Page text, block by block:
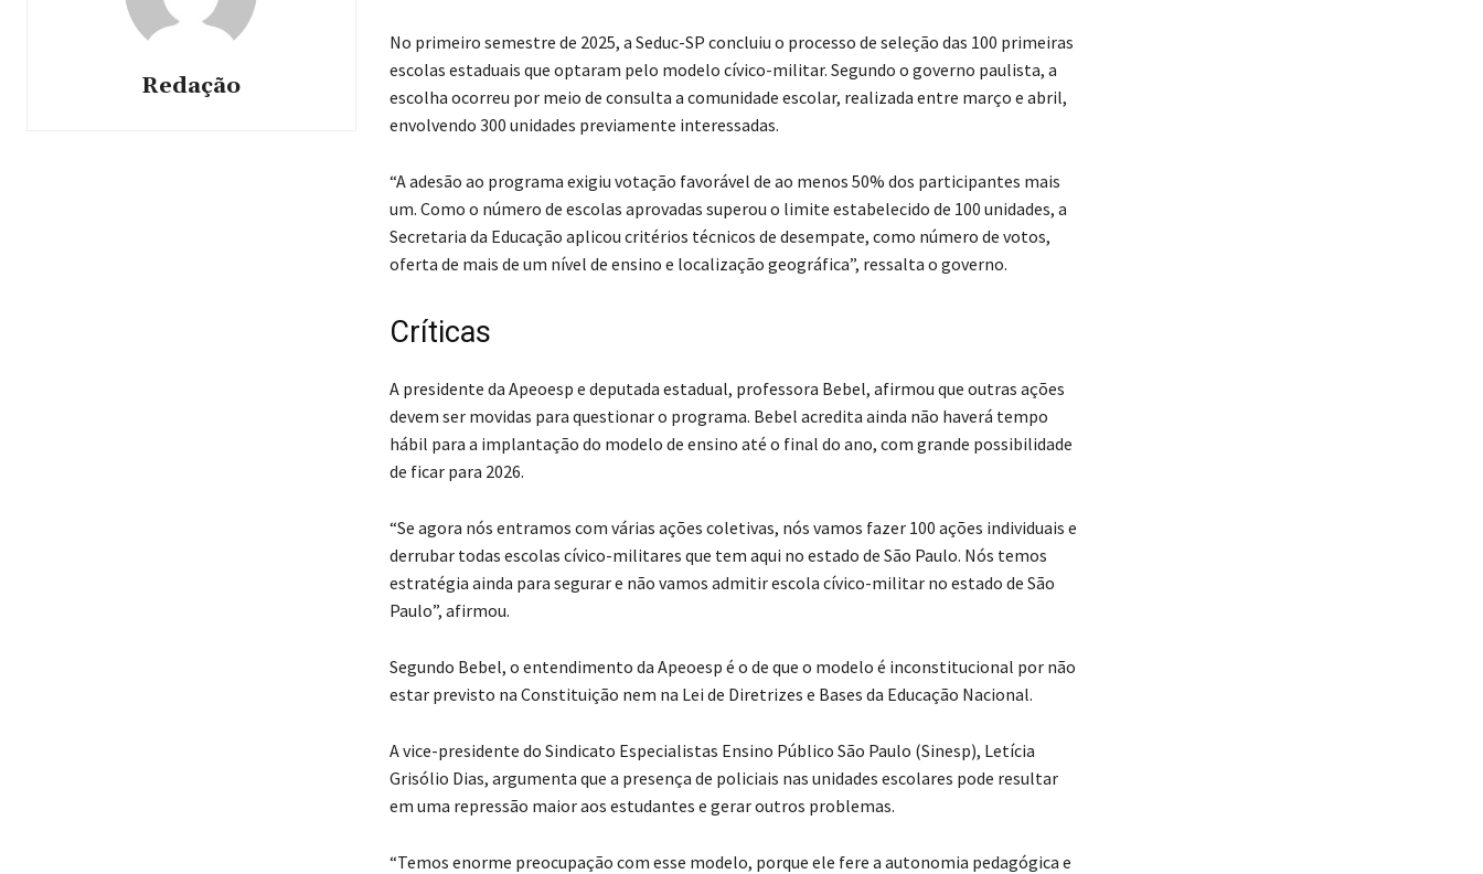
Redação
No primeiro semestre de 2025, a Seduc-SP concluiu o processo de seleção das 100 primeiras
escolas estaduais que optaram pelo modelo cívico-militar. Segundo o governo paulista, a
escolha ocorreu por meio de consulta a comunidade escolar, realizada entre março e abril,
envolvendo 300 unidades previamente interessadas.
“A adesão ao programa exigiu votação favorável de ao menos 50% dos participantes mais
um. Como o número de escolas aprovadas superou o limite estabelecido de 100 unidades, a
Secretaria da Educação aplicou critérios técnicos de desempate, como número de votos,
oferta de mais de um nível de ensino e localização geográfica”, ressalta o governo.
Críticas
A presidente da Apeoesp e deputada estadual, professora Bebel, afirmou que outras ações
devem ser movidas para questionar o programa. Bebel acredita ainda não haverá tempo
hábil para a implantação do modelo de ensino até o final do ano, com grande possibilidade
de ficar para 2026.
“Se agora nós entramos com várias ações coletivas, nós vamos fazer 100 ações individuais e
derrubar todas escolas cívico-militares que tem aqui no estado de São Paulo. Nós temos
estratégia ainda para segurar e não vamos admitir escola cívico-militar no estado de São
Paulo”, afirmou.
Segundo Bebel, o entendimento da Apeoesp é o de que o modelo é inconstitucional por não
estar previsto na Constituição nem na Lei de Diretrizes e Bases da Educação Nacional.
A vice-presidente do Sindicato Especialistas Ensino Público São Paulo (Sinesp), Letícia
Grisólio Dias, argumenta que a presença de policiais nas unidades escolares pode resultar
em uma repressão maior aos estudantes e gerar outros problemas.
“Temos enorme preocupação com esse modelo, porque ele fere a autonomia pedagógica e